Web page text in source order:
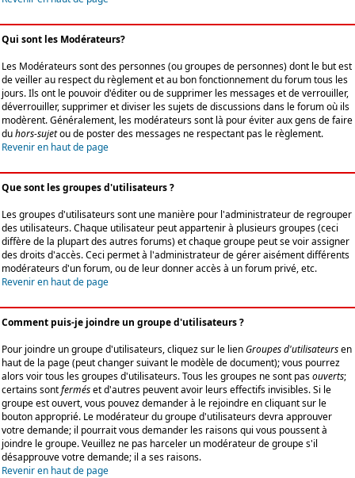
Qui sont les Modérateurs?
Les Modérateurs sont des personnes (ou groupes de personnes) dont le but est
de veiller au respect du règlement et au bon fonctionnement du forum tous les
jours. Ils ont le pouvoir d'éditer ou de supprimer les messages et de verrouiller,
déverrouiller, supprimer et diviser les sujets de discussions dans le forum où ils
modèrent. Généralement, les modérateurs sont là pour éviter aux gens de faire
duhors-sujetou de poster des messages ne respectant pas le règlement.
Revenir en haut de page
Que sont les groupes d'utilisateurs ?
Les groupes d'utilisateurs sont une manière pour l'administrateur de regrouper
des utilisateurs. Chaque utilisateur peut appartenir à plusieurs groupes (ceci
diffère de la plupart des autres forums) et chaque groupe peut se voir assigner
des droits d'accès. Ceci permet à l'administrateur de gérer aisément différents
modérateurs d'un forum, ou de leur donner accès à un forum privé, etc.
Revenir en haut de page
Comment puis-je joindre un groupe d'utilisateurs ?
Pour joindre un groupe d'utilisateurs, cliquez sur le lienGroupes d'utilisateursen
haut de la page (peut changer suivant le modèle de document); vous pourrez
alors voir tous les groupes d'utilisateurs. Tous les groupes ne sont pasouverts;
certains sontferméset d'autres peuvent avoir leurs effectifs invisibles. Si le
groupe est ouvert, vous pouvez demander à le rejoindre en cliquant sur le
bouton approprié. Le modérateur du groupe d'utilisateurs devra approuver
votre demande; il pourrait vous demander les raisons qui vous poussent à
joindre le groupe. Veuillez ne pas harceler un modérateur de groupe s'il
désapprouve votre demande; il a ses raisons.
Revenir en haut de page